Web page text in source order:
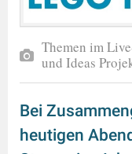
Themen im
und Ideas
Bei
heutigen